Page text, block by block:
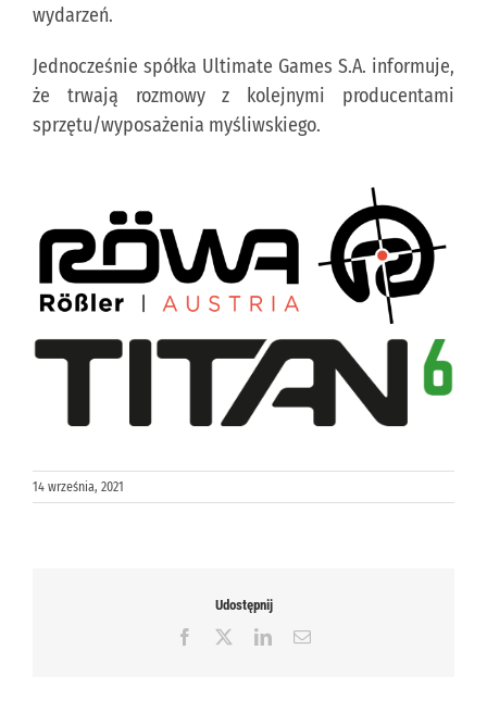
wydarzeń.
Jednocześnie spółka Ultimate Games S.A. informuje,
że trwają rozmowy z kolejnymi producentami
sprzętu/wyposażenia myśliwskiego.
14 września, 2021
Udostępnij
Facebook LinkedInEmail